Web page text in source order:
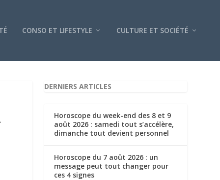
CONSO ET LIFESTYLE CULTURE ET SOCIÉTÉ
DERNIERS ARTICLES
Horoscope du week-end des 8 et 9
août 2026 : samedi tout s’accélère,
dimanche tout devient personnel
Horoscope du 7 août 2026 : un
message peut tout changer pour
ces 4 signes